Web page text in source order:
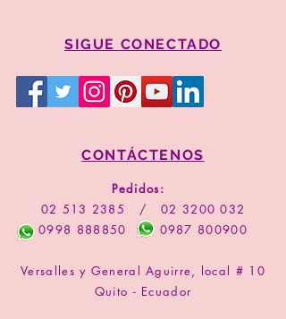
SIGUE CONECTADO
CONTÁCTENOS
Pedidos:
02 513 2385
/02 3200 032
0998 888850
0987 800900
Versalles y General Aguirre, local # 10
Quito - Ecuador